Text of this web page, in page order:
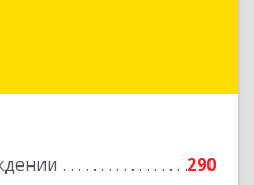
290
Таганрог г, Фрунзе ул,